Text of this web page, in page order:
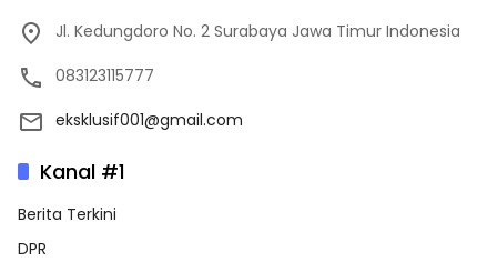
Jl. Kedungdoro No. 2 Surabaya Jawa Timur Indonesia
083123115777
eksklusif001@gmail.com
Kanal #1
Berita Terkini
DPR